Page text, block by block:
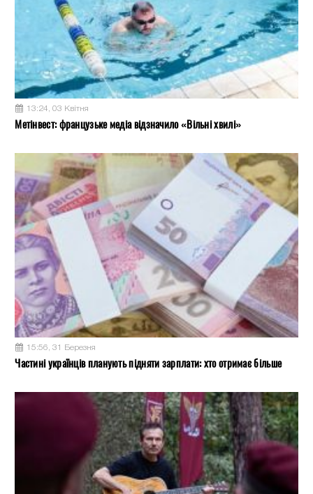
13:24, 03 Квітня
Метінвест: французьке медіа відзначило «Вільні хвилі»
15:56, 31 Березня
Частині українців планують підняти зарплати: хто отримає більше